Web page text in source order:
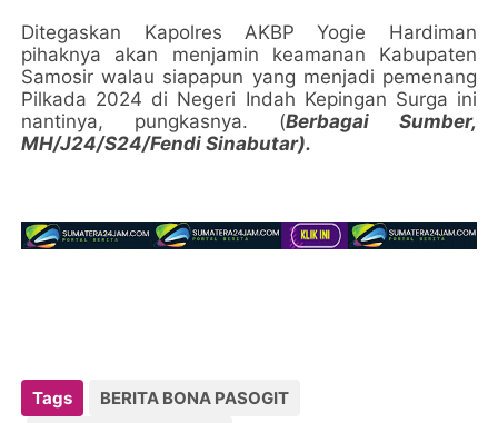
Ditegaskan Kapolres AKBP Yogie Hardiman
pihaknya akan menjamin keamanan Kabupaten
Samosir walau siapapun yang menjadi pemenang
Pilkada 2024 di Negeri Indah Kepingan Surga ini
nantinya, pungkasnya. (Berbagai Sumber,
MH/J24/S24/Fendi Sinabutar).
Tags
BERITA BONA PASOGIT